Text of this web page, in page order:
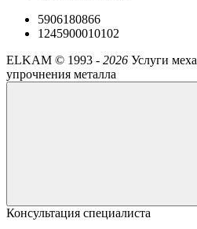
5906180866
1245900010102
ELKAM © 1993 - 2026 Услуги
упрочнения металла
Консультация специалиста